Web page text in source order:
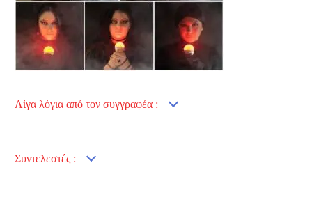
Λίγα λόγια από τον συγγραφέα :
Συντελεστές :